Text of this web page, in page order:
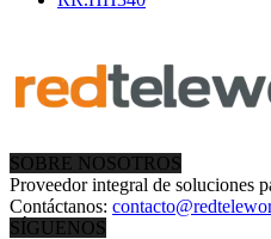
SOBRE NOSOTROS
Proveedor integral de soluciones
Contáctanos:
SÍGUENOS